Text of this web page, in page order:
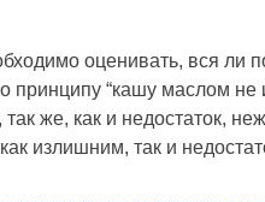
оценивать, вся
принципу “кашу
же, как и недостаток,
излишним, так и